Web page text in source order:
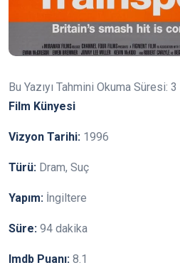
Bu Yazıyı Tahmini Okuma Süresi: 3
Film Künyesi
Vizyon Tarihi: 1996
Türü: Dram, Suç
Yapım: İngiltere
Süre: 94 dakika
Imdb Puanı: 8.1